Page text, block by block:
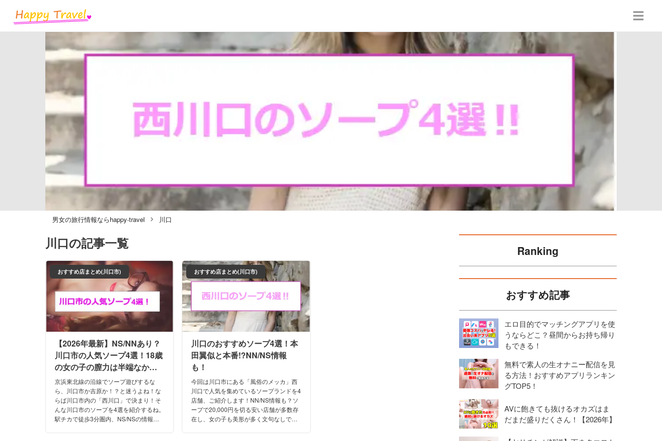
男女の旅行情報ならhappy-travel 川口
川口の記事一覧
おすすめ店まとめ(川口市)
【2026年最新】NS/NNあり？
川口市の人気ソープ4選！18歳
の女の子の膣力は半端なかっ
た！
京浜東北線の沿線でソープ遊びするな
ら、川口市か吉原か！？と迷うよね！な
らば川口市内の「西川口」で決まり！そ
んな川口市のソープを4選を紹介するね。
駅チカで徒歩3分圏内、NS/NSの情報が
おすすめ店まとめ(川口市)
川口のおすすめソープ4選！本
田翼似と本番!?NN/NS情報
も！
今回は川口市にある「風俗のメッカ」西
川口で人気を集めているソープランドを4
店舗、ご紹介します！NN/NS情報も？ソ
ープで20,000円を切る安い店舗が多数存
在し、女の子も美形が多く文句なしで
Ranking
おすすめ記事
エロ目的でマッチングアプリを使
うならどこ？昼間からお持ち帰り
もできる！
無料で素人の生オナニー配信を見
る方法！おすすめアプリランキン
グTOP5！
AVに飽きても抜けるオカズはま
だまだ盛りだくさん！【2026年】